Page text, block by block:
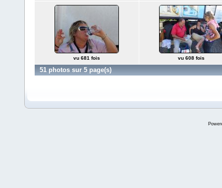
vu 681 fois vu 608 fois
51 photos sur 5 page(s)